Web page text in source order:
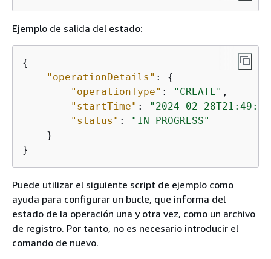
Ejemplo de salida del estado:
{
"operationDetails" : {
"operationType" : "CREATE" ,
"startTime" :
"2024-02-
"status" :
"IN_PROGRESS"
    }
}
Puede utilizar el siguiente script de ejemplo como
ayuda para configurar un bucle, que informa del
estado de la operación una y otra vez, como un archivo
de registro. Por tanto, no es necesario introducir el
comando de nuevo.